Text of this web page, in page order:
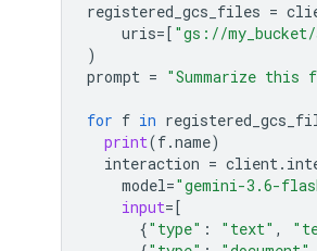
registered_gcs_files =
uris=[ "gs://
)
prompt = "Summarize
for f in
print(f.name)
interaction = client.
model="gemini-3.6-
input=[
{"type" : "text" ,